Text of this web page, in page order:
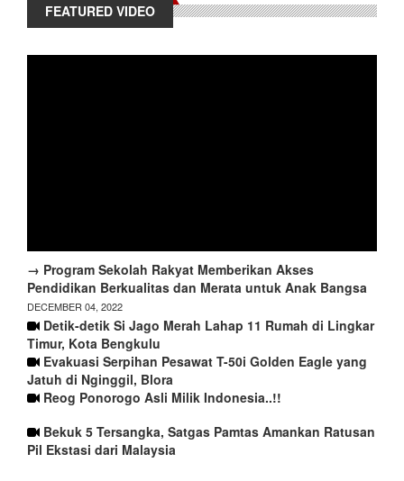
FEATURED VIDEO
→ Program Sekolah Rakyat Memberikan Akses
Pendidikan Berkualitas dan Merata untuk Anak Bangsa
DECEMBER 04, 2022
Detik-detik Si Jago Merah Lahap 11 Rumah di Lingkar
Timur, Kota Bengkulu
Evakuasi Serpihan Pesawat T-50i Golden Eagle yang
Jatuh di Nginggil, Blora
Reog Ponorogo Asli Milik Indonesia..!!
Bekuk 5 Tersangka, Satgas Pamtas Amankan Ratusan
Pil Ekstasi dari Malaysia